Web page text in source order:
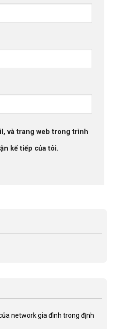
và trang web trong trình
kế tiếp của tôi.
network gia đình trong định